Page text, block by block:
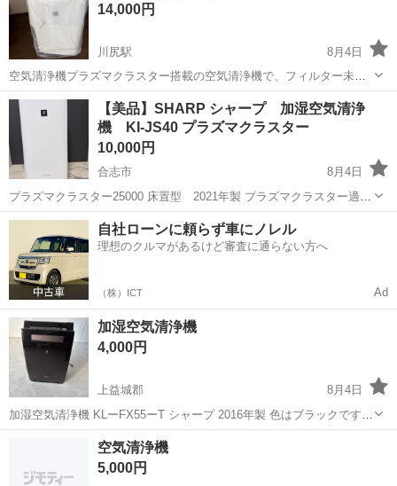
仕事 ◇半導体製造装置の組立...
14,000円
川尻駅
8月4日
空気清浄機プラズマクラスター搭載の空気清浄機で、フィルター未開
封の未使用品です。ｋｃ-J50-W 2020年式 - ブランド: SHARP - タイ
プ: 空気清浄機 - 状態: 未使用 当時の販売時の目安...
熊本 熊本市 川尻駅
【美品】SHARP シャープ 加湿空気清浄
機 KI-JS40 プラズマクラスター
10,000円
合志市
8月4日
プラズマクラスター25000 床置型 2021年製 プラズマクラスター適用
床面積 約10畳 空気清浄適用床面積 約18畳 購入後、寝室にて3回
ほど使用しましたが、その後は使うことなく部屋の隅に置いていまし
た。...
熊本 合志市 季節、空調家電 プラズマクラスター
自社ローンに頼らず車にノレル
理想のクルマがあるけど審査に通らない方へ
（株）ICT Ad
加湿空気清浄機￼
4,000円
上益城郡
8月4日
加湿空気清浄機 KLーFX55ーT シャープ 2016年製 色はブラックです
消費電力65ワット プラズマクラスターは、シャープだけです 益城町木
上益城郡 季節、空調家電
空気清浄機
5,000円